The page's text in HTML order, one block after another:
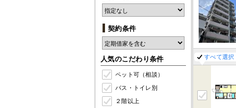
契約条件
人気のこだわり条件
ペット可（相談）
バス・トイレ別
２階以上
すべて選択